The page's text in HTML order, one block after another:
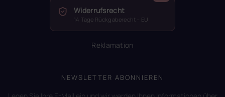
Widerrufsrecht
14 Tage Rückgaberecht – EU
Reklamation
NEWSLETTER ABONNIEREN